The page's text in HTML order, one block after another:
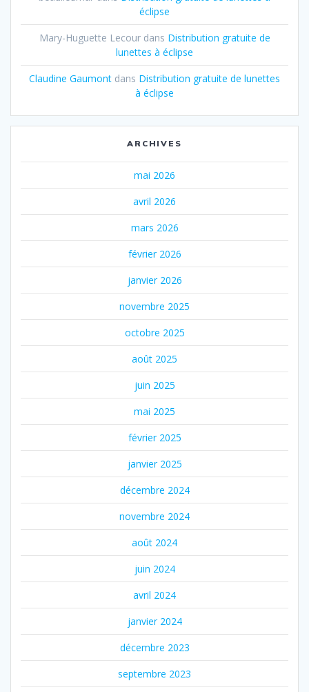
éclipse
Mary-Huguette Lecourdans Distribution gratuite de
lunettes à éclipse
Claudine Gaumont dans Distribution gratuite de lunettes
à éclipse
ARCHIVES
mai 2026
avril 2026
mars 2026
février 2026
janvier 2026
novembre 2025
octobre 2025
août 2025
juin 2025
mai 2025
février 2025
janvier 2025
décembre 2024
novembre 2024
août 2024
juin 2024
avril 2024
janvier 2024
décembre 2023
septembre 2023